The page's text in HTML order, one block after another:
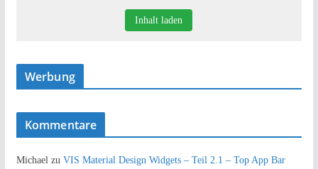
Inhalt laden
Werbung
Kommentare
Michaelzu VIS Material Design Widgets – Teil 2.1 – Top App Bar